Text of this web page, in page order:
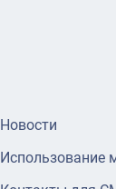
Новости
Использование